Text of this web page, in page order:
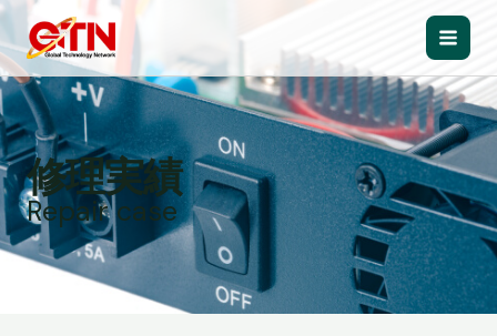
内
容
を
ス
キ
ッ
プ
Main
修理実績
Repair case